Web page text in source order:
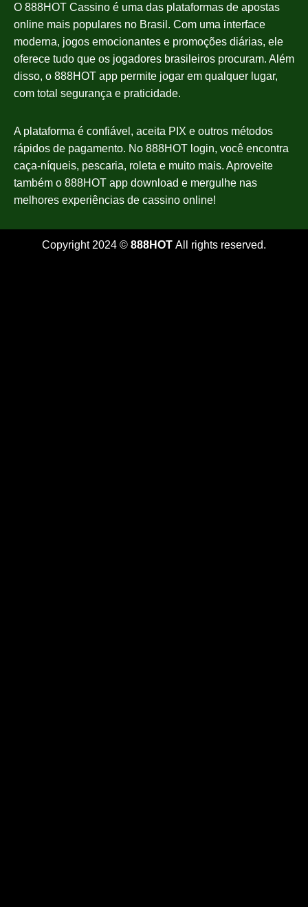
O 888HOT Cassino é uma das plataformas de apostas
online mais populares no Brasil. Com uma interface
moderna, jogos emocionantes e promoções diárias, ele
oferece tudo que os jogadores brasileiros procuram. Além
disso, o 888HOT app permite jogar em qualquer lugar,
com total segurança e praticidade.
A plataforma é confiável, aceita PIX e outros métodos
rápidos de pagamento. No 888HOT login, você encontra
caça-níqueis, pescaria, roleta e muito mais. Aproveite
também o 888HOT app download e mergulhe nas
melhores experiências de cassino online!
Copyright 2024 © 888HOT All rights reserved.